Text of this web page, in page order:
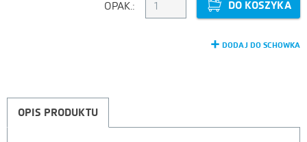
OPAK.: DO KOSZYKA
DODAJ DO SCHOWKA
OPIS PRODUKTU